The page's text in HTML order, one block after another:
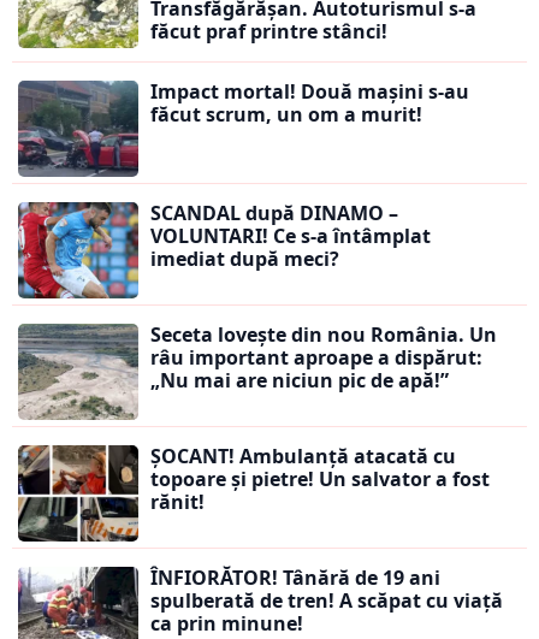
Transfăgărășan. Autoturismul s-a
făcut praf printre stânci!
Impact mortal! Două mașini s-au
făcut scrum, un om a murit!
SCANDAL după DINAMO –
VOLUNTARI! Ce s-a întâmplat
imediat după meci?
Seceta lovește din nou România. Un
râu important aproape a dispărut:
„Nu mai are niciun pic de apă!”
ȘOCANT! Ambulanță atacată cu
topoare și pietre! Un salvator a fost
rănit!
ÎNFIORĂTOR! Tânără de 19 ani
spulberată de tren! A scăpat cu viață
ca prin minune!